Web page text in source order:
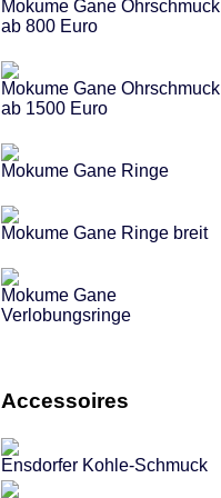
Mokume Gane Ohrschmuck
ab 800 Euro
Mokume Gane Ohrschmuck
ab 1500 Euro
Mokume Gane Ringe
Mokume Gane Ringe breit
Mokume Gane
Verlobungsringe
Accessoires
Ensdorfer Kohle-Schmuck